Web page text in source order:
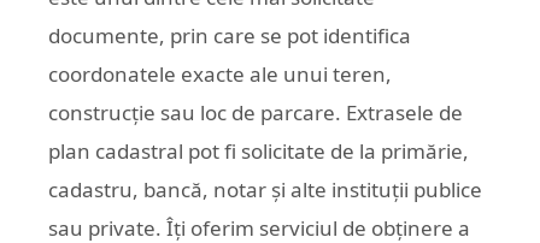
documente, prin care se pot identifica
coordonatele exacte ale unui teren,
construcție sau loc de parcare. Extrasele de
plan cadastral pot fi solicitate de la primărie,
cadastru, bancă, notar și alte instituții publice
sau private. Îți oferim serviciul de obținere a